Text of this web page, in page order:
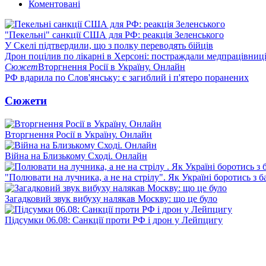
Коментовані
"Пекельні" санкції США для РФ: реакція Зеленського
У Скелі підтвердили, що з полку переводять бійців
Дрон поцілив по лікарні в Херсоні: постраждали медпрацівниці
СюжетВторгнення Росії в Україну. Онлайн
РФ вдарила по Слов'янську: є загиблий і п'ятеро поранених
Сюжети
Вторгнення Росії в Україну. Онлайн
Війна на Близькому Сході. Онлайн
"Полювати на лучника, а не на стрілу". Як Україні боротись з
Загадковий звук вибуху налякав Москву: що це було
Підсумки 06.08: Санкції проти РФ і дрон у Лейпцигу